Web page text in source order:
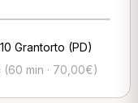
Grantorto (PD)
(60 min · 70,00€)